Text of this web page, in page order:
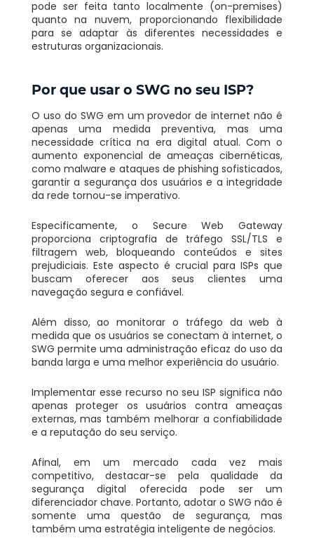
pode ser feita tanto localmente (on-premises)
quanto na nuvem, proporcionando flexibilidade
para se adaptar às diferentes necessidades e
estruturas organizacionais.
Por que usar o SWG no seu ISP?
O uso do SWG em um provedor de internet não é
apenas uma medida preventiva, mas uma
necessidade crítica na era digital atual. Com o
aumento exponencial de ameaças cibernéticas,
como malware e ataques de phishing sofisticados,
garantir a segurança dos usuários e a integridade
da rede tornou-se imperativo.
Especificamente, o Secure Web Gateway
proporciona criptografia de tráfego SSL/TLS e
filtragem web, bloqueando conteúdos e sites
prejudiciais. Este aspecto é crucial para ISPs que
buscam oferecer aos seus clientes uma
navegação segura e confiável.
Além disso, ao monitorar o tráfego da web à
medida que os usuários se conectam à internet, o
SWG permite uma administração eficaz do uso da
banda larga e uma melhor experiência do usuário.
Implementar esse recurso no seu ISP significa não
apenas proteger os usuários contra ameaças
externas, mas também melhorar a confiabilidade
e a reputação do seu serviço.
Afinal, em um mercado cada vez mais
competitivo, destacar-se pela qualidade da
segurança digital oferecida pode ser um
diferenciador chave. Portanto, adotar o SWG não é
somente uma questão de segurança, mas
também uma estratégia inteligente de negócios.